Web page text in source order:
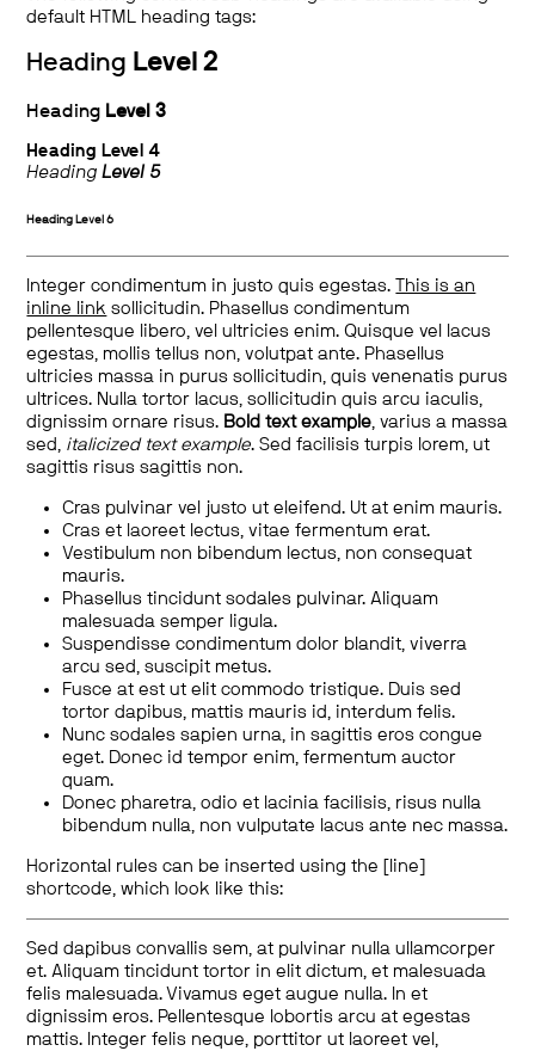
default HTML heading tags:
Heading Level 2
Heading Level 3
Heading Level 4
HeadingLevel 5
Heading Level 6
Integer condimentum in justo quis egestas.
This is an
inline link sollicitudin. Phasellus condimentum
pellentesque libero, vel ultricies enim. Quisque vel lacus
egestas, mollis tellus non, volutpat ante. Phasellus
ultricies massa in purus sollicitudin, quis venenatis purus
ultrices. Nulla tortor lacus, sollicitudin quis arcu iaculis,
dignissim ornare risus. Bold text example, varius a massa
sed, italicized text example. Sed facilisis turpis lorem, ut
sagittis risus sagittis non.
Cras pulvinar vel justo ut eleifend. Ut at enim mauris.
Cras et laoreet lectus, vitae fermentum erat.
Vestibulum non bibendum lectus, non consequat
mauris.
Phasellus tincidunt sodales pulvinar. Aliquam
malesuada semper ligula.
Suspendisse condimentum dolor blandit, viverra
arcu sed, suscipit metus.
Fusce at est ut elit commodo tristique. Duis sed
tortor dapibus, mattis mauris id, interdum felis.
Nunc sodales sapien urna, in sagittis eros congue
eget. Donec id tempor enim, fermentum auctor
quam.
Donec pharetra, odio et lacinia facilisis, risus nulla
bibendum nulla, non vulputate lacus ante nec massa.
Horizontal rules can be inserted using the [line]
shortcode, which look like this:
Sed dapibus convallis sem, at pulvinar nulla ullamcorper
et. Aliquam tincidunt tortor in elit dictum, et malesuada
felis malesuada. Vivamus eget augue nulla. In et
dignissim eros. Pellentesque lobortis arcu at egestas
mattis. Integer felis neque, porttitor ut laoreet vel,